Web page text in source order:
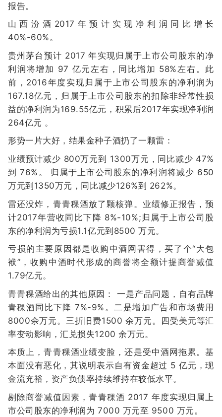
报告。
山西汾酒2017年预计实现净利润同比增长
40%-60%。
贵州茅台预计 2017 年实现归属于上市公司股东的净
利润将增加 97 亿元左右，同比增加 58%左右。此
前，2016年度实现归属于上市公司股东的净利润为
167.18亿元，归属于上市公司股东的扣除非经常性损
益的净利润为169.55亿元，积累后2017年实现净利润
264亿元 。
形势一片大好，结果金种子酒扔了一颗雷：
业绩预计减少 800万元到 1300万元，同比减少 47%
到 76%。 归属于上市公司股东的净利润将减少 650
万元到1350万元，同比减少126%到 262%。
雷还没炸，青青稞酒放了颗核弹。业绩修正报告，预
计2017年营收同比下降 8%-10%;归属于上市公司股
东的净利润为亏损1.1亿元到8500 万元。
亏损的主要原因都是收购中酒网害得，买了个“大包
袱”，收购中酒时代形成的商誉将全额计提商誉减值
1.79亿元。
青青稞酒给出的其他原因： 一是产品问题，自有品牌
青稞酒同比下降 7%-9%。二是增加广告和市场费用
8000余万元。三折旧费1500 余万元。四受美元等汇
率变动影响，汇兑损失1200 余万元。
本质上，青青稞酒业绩变脸，还是受中酒网拖累。基
本面没有恶化，其说明表示自有资金超过 5 亿元，现
金流充裕，资产负债率持续维持在较低水平。
剔除商誉减值因素，青青稞酒 2017 年度实现归属上
市公司股东的净利润为 7000 万元至 9500 万元。